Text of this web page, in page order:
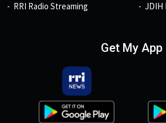
RRI Radio Streaming
JDIH
Get My App